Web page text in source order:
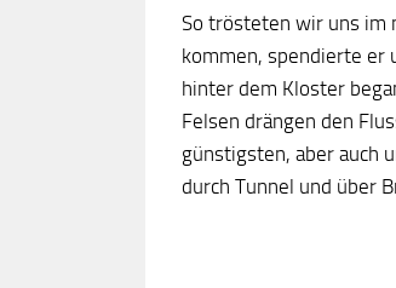
So trösteten wir uns im
kommen, spendierte er
hinter dem Kloster
Felsen drängen den
günstigsten, aber auch
durch Tunnel und über